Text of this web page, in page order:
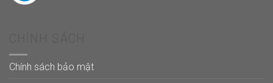
Chính sách bảo mật